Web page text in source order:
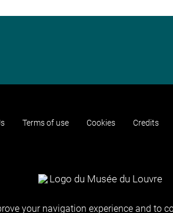
Terms of use Cookies Credits
your navigation experience and to